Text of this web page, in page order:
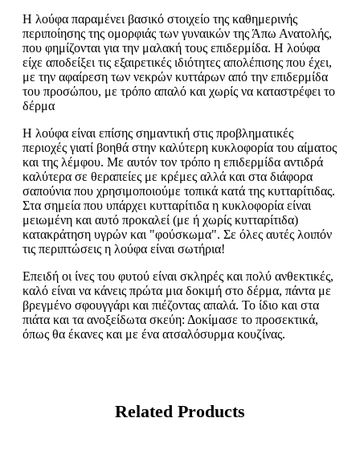
Η λούφα παραμένει βασικό στοιχείο της καθημερινής
περιποίησης της ομορφιάς των γυναικών της Άπω Ανατολής,
που φημίζονται για την μαλακή τους επιδερμίδα. Η λούφα
είχε αποδείξει τις εξαιρετικές ιδιότητες απολέπισης που έχει,
με την αφαίρεση των νεκρών κυττάρων από την επιδερμίδα
του προσώπου, με τρόπο απαλό και χωρίς να καταστρέφει το
δέρμα
Η λούφα είναι επίσης σημαντική στις προβληματικές
περιοχές γιατί βοηθά στην καλύτερη κυκλοφορία του αίματος
και της λέμφου. Με αυτόν τον τρόπο η επιδερμίδα αντιδρά
καλύτερα σε θεραπείες με κρέμες αλλά και στα διάφορα
σαπούνια που χρησιμοποιούμε τοπικά κατά της κυτταρίτιδας.
Στα σημεία που υπάρχει κυτταρίτιδα η κυκλοφορία είναι
μειωμένη και αυτό προκαλεί (με ή χωρίς κυτταρίτιδα)
κατακράτηση υγρών και "φούσκωμα". Σε όλες αυτές λοιπόν
τις περιπτώσεις η λούφα είναι σωτήρια!
Επειδή οι ίνες του φυτού είναι σκληρές και πολύ ανθεκτικές,
καλό είναι να κάνεις πρώτα μια δοκιμή στο δέρμα, πάντα με
βρεγμένο σφουγγάρι και πιέζοντας απαλά. Το ίδιο και στα
πιάτα και τα ανοξείδωτα σκεύη: Δοκίμασε το προσεκτικά,
όπως θα έκανες και με ένα ατσαλόσυρμα κουζίνας.
Related Products